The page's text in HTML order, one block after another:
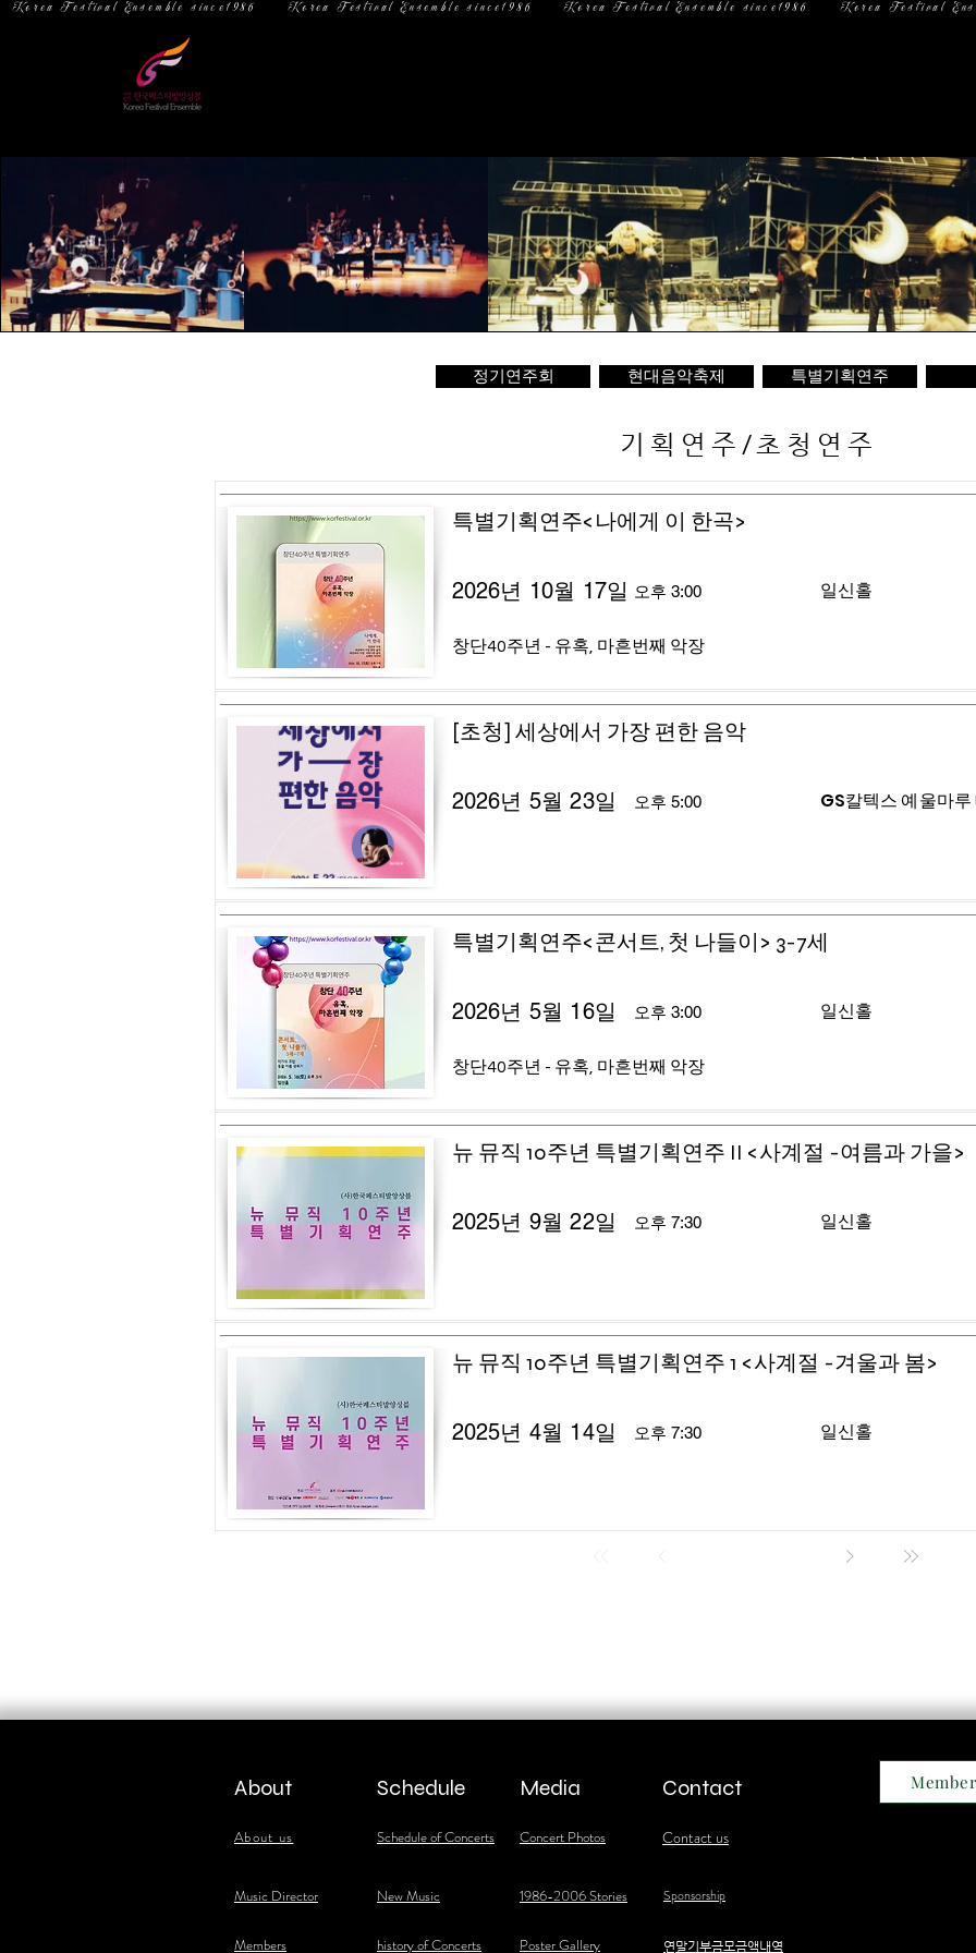
  Korea Festival Ensemble since1986
정기연주회 현대음악축제 특별기획연주
기획연주/초청연주
특별기획연주<나에게 이 한곡>
오후 3:00
2026년 10월 17일 일신홀
창단40주년 - 유혹, 마흔번째 악장
[초청] 세상에서 가장 편한 음악
오후 5:00
2026년 5월 23일 GS칼텍스 예울마
특별기획연주<콘서트, 첫 나들이> 3-7세
오후 3:00
2026년 5월 16일 일신홀
창단40주년 - 유혹, 마흔번째 악장
뉴 뮤직 10주년 특별기획연주 II <사계절 -여름과 가을>
오후 7:30
2025년 9월 22일 일신홀
뉴 뮤직 10주년 특별기획연주 1 <사계절 -겨울과 봄>
오후 7:30
2025년 4월 14일 일신홀
About
About us
​Music Director
​Members
Schedule
Schedule of Concerts
Media
Concert Photos
Contact
Contact us
New Music 1986-2006 Stories Sponsorship
history of Concerts Poster Gallery ​연말기부금모금액내역